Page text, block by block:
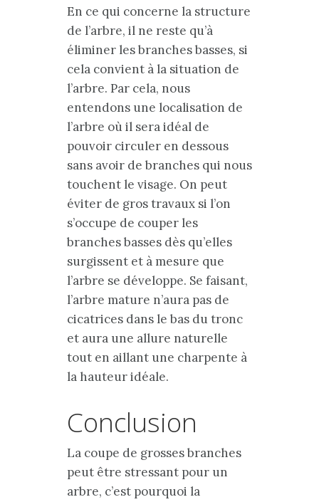
En ce qui concerne la structure
de l’arbre, il ne reste qu’à
éliminer les branches basses, si
cela convient à la situation de
l’arbre. Par cela, nous
entendons une localisation de
l’arbre où il sera idéal de
pouvoir circuler en dessous
sans avoir de branches qui nous
touchent le visage. On peut
éviter de gros travaux si l’on
s’occupe de couper les
branches basses dès qu’elles
surgissent et à mesure que
l’arbre se développe. Se faisant,
l’arbre mature n’aura pas de
cicatrices dans le bas du tronc
et aura une allure naturelle
tout en aillant une charpente à
la hauteur idéale.
Conclusion
La coupe de grosses branches
peut être stressant pour un
arbre, c’est pourquoi la